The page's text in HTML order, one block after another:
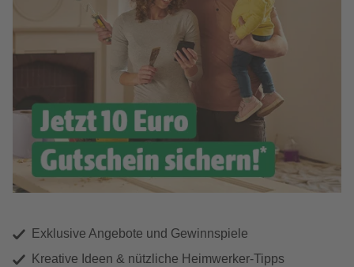
Exklusive Angebote und Gewinnspiele
Kreative Ideen & nützliche Heimwerker-Tipps